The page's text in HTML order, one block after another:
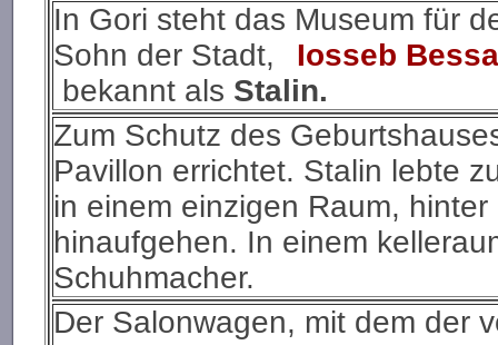
In Gori steht das Museum für
Sohn der Stadt,
Iosseb
bekannt als Stalin.
Zum Schutz des
Pavillon errichtet. Stalin lebte
in einem einzigen Raum,
hinaufgehen. In einem
Schuhmacher.
Der Salonwagen, mit dem der